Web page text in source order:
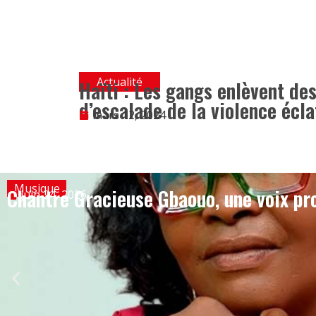
Actualité
Haïti : Les gangs enlèvent
d’escalade de la violence
mars 12, 2024
Musique
juin 24, 2026
Chantre Gracieuse Gbaouo, une voix